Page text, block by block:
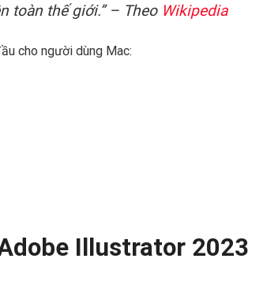
toàn thế giới.” – Theo Wikipedia
cho người dùng Mac:
Illustrator 2023